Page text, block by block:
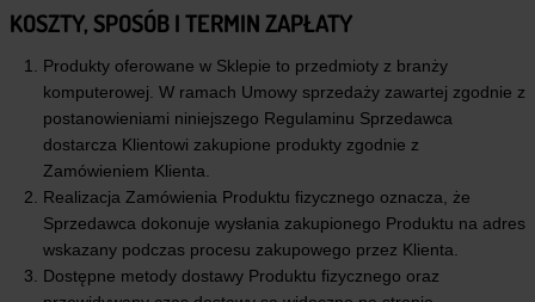
KOSZTY, SPOSÓB I TERMIN ZAPŁATY
Produkty oferowane w Sklepie to przedmioty z branży
komputerowej. W ramach Umowy sprzedaży zawartej zgodnie z
postanowieniami niniejszego Regulaminu Sprzedawca
dostarcza Klientowi zakupione produkty zgodnie z
Zamówieniem Klienta.
Realizacja Zamówienia Produktu fizycznego oznacza, że
Sprzedawca dokonuje wysłania zakupionego Produktu na adres
wskazany podczas procesu zakupowego przez Klienta.
Dostępne metody dostawy Produktu fizycznego oraz